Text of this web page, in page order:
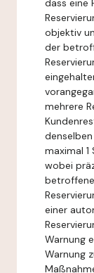
dass eine
objektiv
der
mehrere
maximal
wobei
einer
Warnung
Warnung